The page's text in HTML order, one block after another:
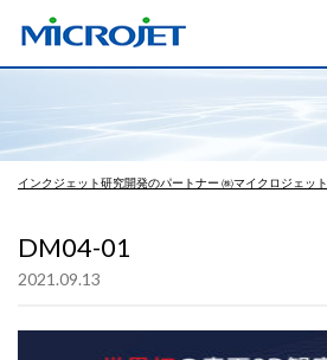
インクジェット研究開発のパートナー ㈱マイクロジェット
DM04-01
2021.09.13